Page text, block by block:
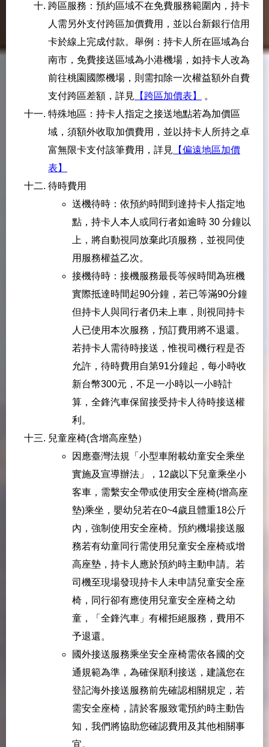
跨區服務：預約區域不在免費服務範圍內，持卡
人需另外支付跨區加價費用，並以台新銀行信用
卡於線上完成付款。舉例：持卡人所在區域為台
南市，免費接送區域為小港機場，如持卡人改為
前往桃園國際機場，則需扣除一次權益額外自費
支付跨區差額，詳見 【跨區加價表】
。
特殊地區：持卡人指定之接送地點若為加價區
域，須額外收取加價費用，並以持卡人所持之卓
富無限卡支付該筆費用，詳見 【偏遠地區加價
表】
待時費用
送機待時：依預約時間到達持卡人指定地
點，持卡人本人或同行者如逾時 30 分鐘以
上，將自動視同放棄此項服務，並視同使
用服務權益乙次。
接機待時：接機服務最長等候時間為班機
實際抵達時間起90分鐘，若已等滿90分鐘
但持卡人與同行者仍未上車，則視同持卡
人已使用本次服務，預訂費用將不退還。
若持卡人需待時接送，惟視司機行程是否
允許，待時費用自第91分鐘起，每小時收
新台幣300元，不足一小時以一小時計
算，全鋒汽車保留接受持卡人待時接送權
利。
兒童座椅(含增高座墊）
因應臺灣法規「小型車附載幼童安全乘坐
實施及宣導辦法」，12歲以下兒童乘坐小
客車，需繫安全帶或使用安全座椅(增高座
墊)乘坐，嬰幼兒若在0~4歲且體重18公斤
內，強制使用安全座椅。預約機場接送服
務若有幼童同行需使用兒童安全座椅或增
高座墊，持卡人應於預約時主動申請。若
司機至現場發現持卡人未申請兒童安全座
椅，同行卻有應使用兒童安全座椅之幼
童，「全鋒汽車」有權拒絕服務，費用不
予退還。
國外接送服務乘坐安全座椅需依各國的交
通規範為準，為確保順利接送，建議您在
登記海外接送服務前先確認相關規定，若
需安全座椅，請於客服致電預約時主動告
知，我們將協助您確認費用及其他相關事
宜。